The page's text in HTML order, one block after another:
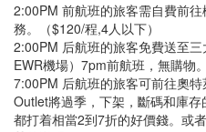
2:00PM 前航班的旅客需自費前
務。（$120/程,4人以下）
2:00PM 后航班的旅客免費送至
EWR機場）7pm前航班，無購物。
7:00PM 后航班的旅客可前往奧
Outlet將過季，下架，斷碼和庫
都打着相當2到7折的好價錢。或